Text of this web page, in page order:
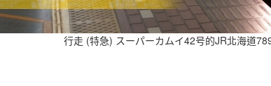
行走 (特急) スーパーカムイ42号的JR北海道